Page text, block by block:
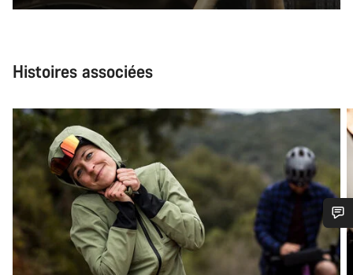
Histoires associées
Besoin d’aide ?